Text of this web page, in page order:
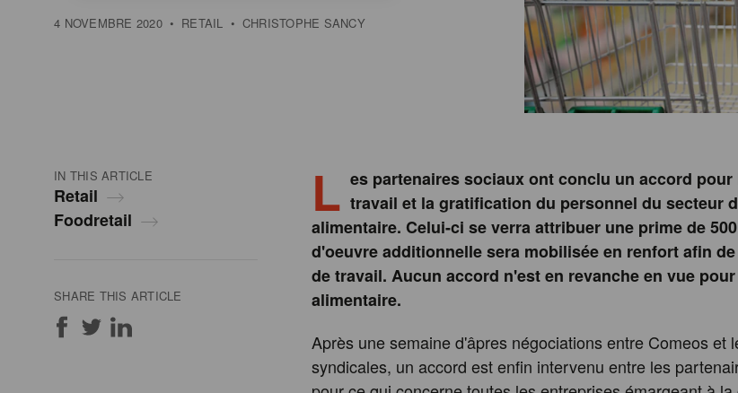
4 NOVEMBRE 2020 • RETAIL • CHRISTOPHE SANCY
IN THIS ARTICLE
Retail
Foodretail
SHARE THIS ARTICLE
L es partenaires sociaux ont conclu un accord
travail et la gratification du personnel du secteur
alimentaire. Celui-ci se verra attribuer une prime de
d'oeuvre additionnelle sera mobilisée en renfort afin
de travail. Aucun accord n'est en revanche en vue
alimentaire.
Après une semaine d'âpres négociations entre Comeos et
syndicales, un accord est enfin intervenu entre les